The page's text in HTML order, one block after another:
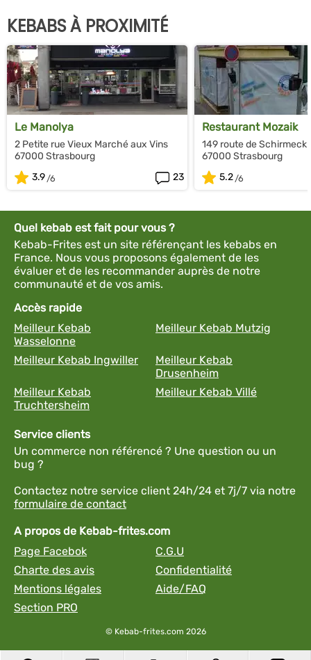
KEBABS À PROXIMITÉ
Le Manolya
2 Petite rue Vieux Marché aux Vins
67000 Strasbourg
3.9
23
Restaurant Mozaik
149 route de Schirmeck
67000 Strasbourg
5.2
Quel kebab est fait pour vous ?
Kebab-Frites est un site référençant les kebabs en
France. Nous vous proposons également de les
évaluer et de les recommander auprès de notre
communauté et de vos amis.
Accès rapide
Meilleur Kebab
Wasselonne
Meilleur Kebab Mutzig
Meilleur Kebab Ingwiller
Meilleur Kebab
Drusenheim
Meilleur Kebab
Truchtersheim
Meilleur Kebab Villé
Service clients
Un commerce non référencé ? Une question ou un
bug ?
Contactez notre service client 24h/24 et 7j/7 via notre
formulaire de contact
A propos de Kebab-frites.com
Page Facebok
C.G.U
Charte des avis
Confidentialité
Mentions légales
Aide/FAQ
Section PRO
© Kebab-frites.com 2026